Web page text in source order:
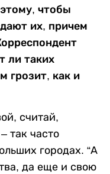
чтобы
их, причем
ли таких
грозит, как и
считай,
так часто
городах. “А
да еще и свою